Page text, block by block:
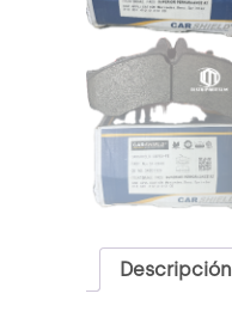
Descripción